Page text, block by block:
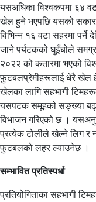
यसअघिका विश्वकपमा ६४
खेल हुने भएपछि यसको
विभिन्न १६ वटा सहरमा पर्ने
जाने पर्यटकको घुइँचोले
२०२२ को कतारमा भएको
फुटबलप्रेमीहरूलाई धेरै खेल
खेलका लागि सहभागी
यसपटक समूहको सङ्ख्या बढ्न
विभाजन गरिएको छ ।
प्रत्येक टोलीले खेल्ने लिग
फुटबलको लहर ल्याउनेछ ।
सम्भावित प्रतिस्पर्धा
प्रतियोगिताका सहभागी